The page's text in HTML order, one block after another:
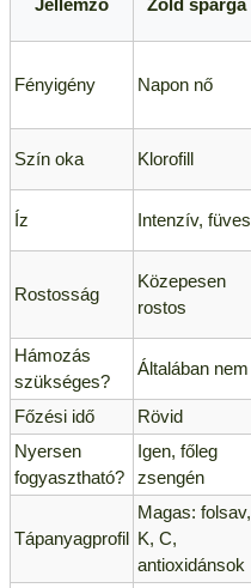
Jellemző Zöld spárga
Fényigény Napon nő
Szín oka Klorofill
Íz Intenzív, füves
Rostosság
Közepesen
rostos
Hámozás
szükséges?
Általában nem
Főzési idő Rövid
Nyersen
fogyasztható?
Igen, főleg
zsengén
Tápanyagprofil
Magas: folsav,
K, C,
antioxidánsok